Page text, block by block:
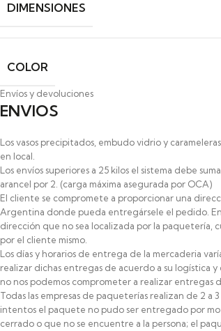
DIMENSIONES
COLOR
Envíos y devoluciones
ENVIOS
Los vasos precipitados, embudo vidrio y
en local.
Los envíos superiores a 25 kilos el sistema debe
arancel por 2. (carga máxima asegurada por OCA)
El cliente se compromete a proporcionar una
Argentina donde pueda entregársele el pedido.
dirección que no sea localizada por la paquetería,
por el cliente mismo.
Los días y horarios de entrega de la mercaderia
realizar dichas entregas de acuerdo a su logística
no nos podemos comprometer a realizar entregas
Todas las empresas de paqueterías realizan de 2
intentos el paquete no pudo ser entregado por
cerrado o que no se encuentre a la persona; el